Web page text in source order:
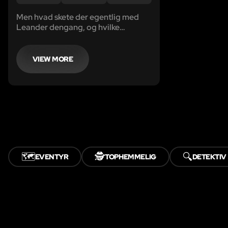
Men hvad skete der egentlig med
Leander dengang, og hvilke
gemmer skolen egentlig på?
VIEW MORE
🗺️EVENTYR 🕵️TOPHEMMELIG 🔍DETEKTIV